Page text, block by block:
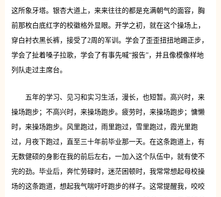
这所象牙塔。银杏大道上，来来往往的都是充满朝气的面容，胸
前那枚白底红字的校徽格外显眼。开学之初，就在这个操场上，
穿白衬衣黑长裤，接受了2周的军训。学会了歪歪扭扭地踢正步，
学会了扯着嗓子拉歌，学会了有事先喊“报告”，并且像模像样地
列队走过主席台。
五年的学习、见习和实习生活，漫长，也短暂。高兴时，来
操场跑步；不高兴时，来操场跑步。疲劳时，来操场跑步；慵懒
时，来操场跑步。风里跑过，雨里跑过，雪里跑过，霞光里跑
过，月夜下跑过，直至三十年前毕业那一天。在这条跑道上，有
无数健硕的身影在我的前后左右，一加入这个队伍中，就有使不
完的劲。毕业后，奔忙劳碌时，迷茫困顿时，我常常想起母校操
场的这条跑道，想起我气喘吁吁跑步的样子。这常提醒我，咬咬